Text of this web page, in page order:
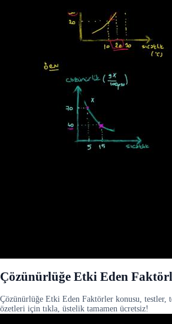
Çözünürlüğe Etki Eden
Çözünürlüğe Etki Eden Faktörler konusu, testler,
özetleri için tıkla, üstelik tamamen ücretsiz!